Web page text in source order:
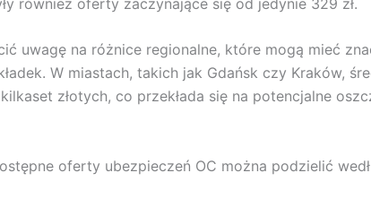
uwagę na różnice regionalne, które mogą mieć
W miastach, takich jak Gdańsk czy Kraków,
złotych, co przekłada się na potencjalne
oferty ubezpieczeń OC można podzielić